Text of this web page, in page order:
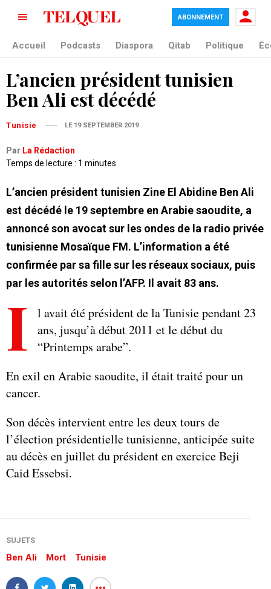
ABONNEMENT
Accueil Podcasts Diaspora Qitab Politique
L’ancien président tunisien
Ben Ali est décédé
Tunisie LE 19 SEPTEMBER 2019
Par La Rédaction
Temps de lecture : 1 minutes
L’ancien président tunisien Zine El Abidine Ben Ali
est décédé le 19 septembre en Arabie saoudite, a
annoncé son avocat sur les ondes de la radio privée
tunisienne Mosaïque FM. L’information a été
confirmée par sa fille sur les réseaux sociaux, puis
par les autorités selon l’AFP. Il avait 83 ans.
I
l avait été président de la Tunisie pendant 23
ans, jusqu’à début 2011 et le début du
“Printemps arabe”.
En exil en Arabie saoudite, il était traité pour un
cancer.
Son décès intervient entre les deux tours de
l’élection présidentielle tunisienne, anticipée suite
au décès en juillet du président en exercice Beji
Caid Essebsi.
SUJETS
Ben Ali Mort Tunisie